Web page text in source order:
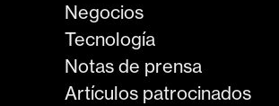
Negocios
Tecnología
Notas de prensa
Artículos patrocinados